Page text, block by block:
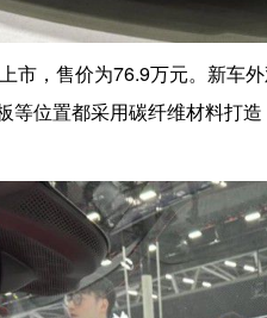
市，售价为76.9万元。新车
等位置都采用碳纤维材料打